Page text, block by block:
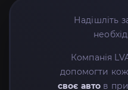
Надішліть
Компанія
допомогти
своє авто в